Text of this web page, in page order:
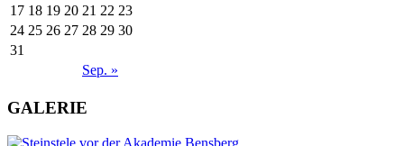
Sep. »
17 18 19 20 21 22 23
24 25 26 27 28 29 30
31
GALERIE